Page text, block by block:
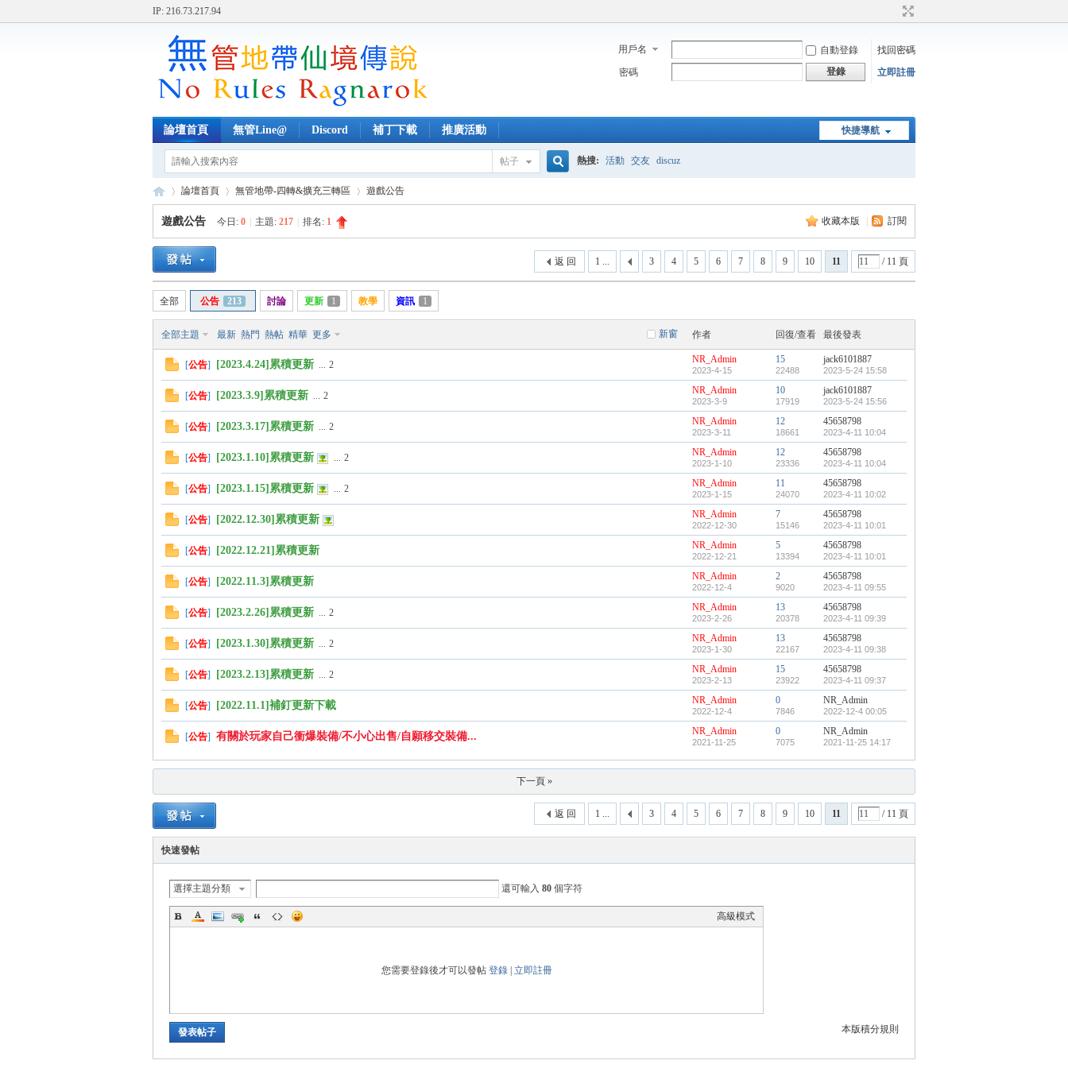
IP: 216.73.217.94
用戶名 自動登錄
找回密碼
密碼
登錄 立即註冊
快捷導航
論壇首頁 無管Line@ Discord 補丁下載 推廣活動
帖子
索
熱搜: 活動 交友 discuz
»
論壇首頁 無管地帶-四轉&擴充三轉區 遊戲公告
收藏本版 訂閱
遊戲公告 今日: 0 主題: 217 排名: 1
1 ... 3 4 5 6 7 8 9 10 11 / 11 頁
返 回
全部 公告 213 討論 更新 1 教學 資訊 1
新窗
全部主題 最新 熱門 熱帖 精華 更多 作者 回復/查看 最後發表
[公告] [2023.4.24]累積更新 ... 2 NR_Admin
2023-4-15
15
22488
jack6101887
2023-5-24 15:58
[公告] [2023.3.9]累積更新 ... 2 NR_Admin
2023-3-9
10
17919
jack6101887
2023-5-24 15:56
[公告] [2023.3.17]累積更新 ... 2 NR_Admin
2023-3-11
12
18661
45658798
2023-4-11 10:04
[公告] [2023.1.10]累積更新 ... 2 NR_Admin
2023-1-10
12
23336
45658798
2023-4-11 10:04
[公告] [2023.1.15]累積更新 ... 2 NR_Admin
2023-1-15
11
24070
45658798
2023-4-11 10:02
[公告] [2022.12.30]累積更新 NR_Admin
2022-12-30
7
15146
45658798
2023-4-11 10:01
[公告] [2022.12.21]累積更新 NR_Admin
2022-12-21
5
13394
45658798
2023-4-11 10:01
[公告] [2022.11.3]累積更新 NR_Admin
2022-12-4
2
9020
45658798
2023-4-11 09:55
[公告] [2023.2.26]累積更新 ... 2 NR_Admin
2023-2-26
13
20378
45658798
2023-4-11 09:39
[公告] [2023.1.30]累積更新 ... 2 NR_Admin
2023-1-30
13
22167
45658798
2023-4-11 09:38
[公告] [2023.2.13]累積更新 ... 2 NR_Admin
2023-2-13
15
23922
45658798
2023-4-11 09:37
[公告] [2022.11.1]補釘更新下載 NR_Admin
2022-12-4
0
7846
NR_Admin
2022-12-4 00:05
[公告] 有關於玩家自己衝爆裝備/不小心出售/自願移交裝備... NR_Admin
2021-11-25
0
7075
NR_Admin
2021-11-25 14:17
下一頁 »
1 ... 3 4 5 6 7 8 9 10 11 / 11 頁
返 回
快速發帖
選擇主題分類 還可輸入 80 個字符
高級模式
您需要登錄後才可以發帖 登錄| 立即註冊
本版積分規則
發表帖子